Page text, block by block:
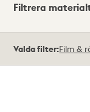
Visningsläge
Filtrera
träffar
Valda filter:Film &